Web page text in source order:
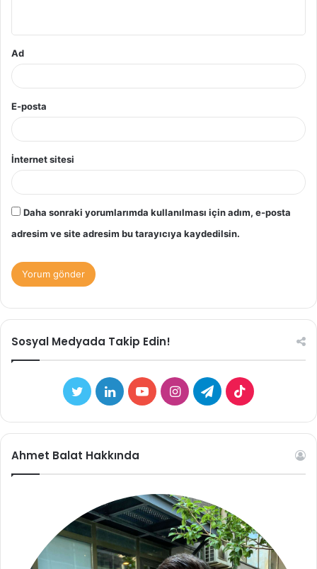
Ad
E-posta
İnternet sitesi
Daha sonraki yorumlarımda kullanılması için adım, e-posta
adresim ve site adresim bu tarayıcıya kaydedilsin.
Sosyal Medyada Takip Edin!
TwitterLinkedInYouTubeInstagram
TelegramTikTok
Ahmet Balat Hakkında